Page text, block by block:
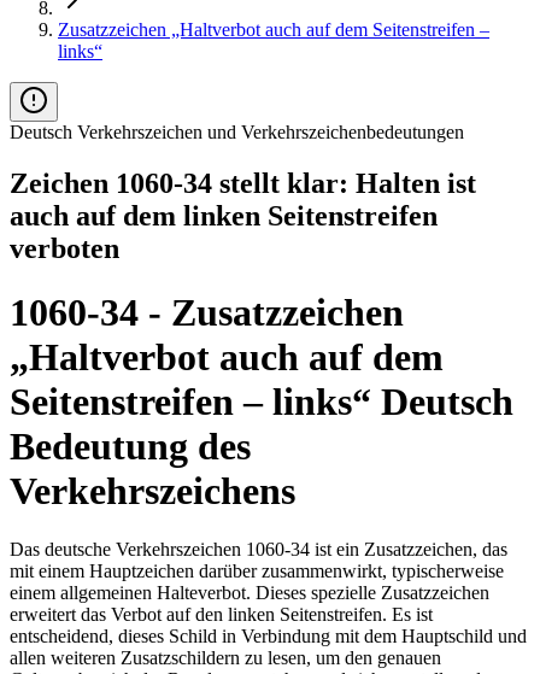
Zusatzzeichen „Haltverbot auch auf dem Seitenstreifen –
links“
Deutsch Verkehrszeichen und Verkehrszeichenbedeutungen
Zeichen 1060-34 stellt klar: Halten ist
auch auf dem linken Seitenstreifen
verboten
1060-34 - Zusatzzeichen
„Haltverbot auch auf dem
Seitenstreifen – links“ Deutsch
Bedeutung des
Verkehrszeichens
Das deutsche Verkehrszeichen 1060-34 ist ein Zusatzzeichen, das
mit einem Hauptzeichen darüber zusammenwirkt, typischerweise
einem allgemeinen Halteverbot. Dieses spezielle Zusatzzeichen
erweitert das Verbot auf den linken Seitenstreifen. Es ist
entscheidend, dieses Schild in Verbindung mit dem Hauptschild und
allen weiteren Zusatzschildern zu lesen, um den genauen